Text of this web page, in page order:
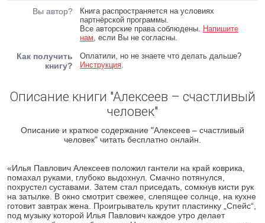
Вы автор?
Книга распространяется на условиях
партнёрской программы.
Все авторские права соблюдены. Напишите
нам, если Вы не согласны.
Как получить
книгу?
Оплатили, но не знаете что делать дальше?
Инструкция.
Описание книги "Алексеев – счастливый
человек"
Описание и краткое содержание "Алексеев – счастливый
человек" читать бесплатно онлайн.
«Илья Павлович Алексеев положил гантели на край коврика,
помахал руками, глубоко выдохнул. Смачно потянулся,
похрустел суставами. Затем стал приседать, сомкнув кисти рук
на затылке. В окно смотрит свежее, слепящее солнце, на кухне
готовит завтрак жена. Проигрыватель крутит пластинку „Спейс“,
под музыку которой Илья Павлович каждое утро делает